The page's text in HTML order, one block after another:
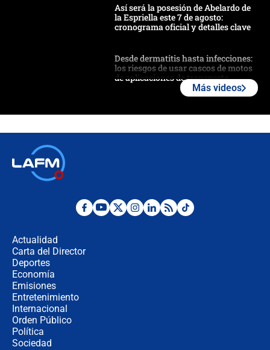
Así será la posesión de Abelardo de
la Espriella este 7 de agosto:
cronograma oficial y detalles clave
Desde dermatitis hasta infecciones:
los riesgos de usar cascos de motos
de aplicaciones de transporte
Posesión de Abelardo De La Espriella
Más videos
Actualidad
Carta del Director
Deportes
Economía
Emisiones
Entretenimiento
Internacional
Orden Público
Política
Sociedad